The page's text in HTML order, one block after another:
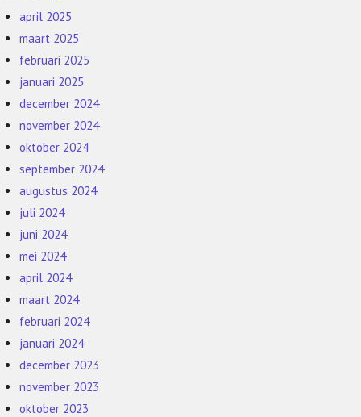
april 2025
maart 2025
februari 2025
januari 2025
december 2024
november 2024
oktober 2024
september 2024
augustus 2024
juli 2024
juni 2024
mei 2024
april 2024
maart 2024
februari 2024
januari 2024
december 2023
november 2023
oktober 2023